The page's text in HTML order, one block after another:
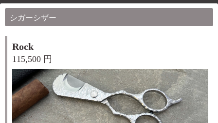
シガーシザー
Rock
115,500 円